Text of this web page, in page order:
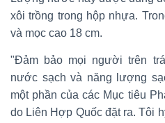
xôi trồng trong hộp nhựa.
và mọc cao 18 cm.
"Đảm bảo mọi người trên
nước sạch và năng lượng
một phần của các Mục tiêu
do Liên Hợp Quốc đặt ra. Tôi